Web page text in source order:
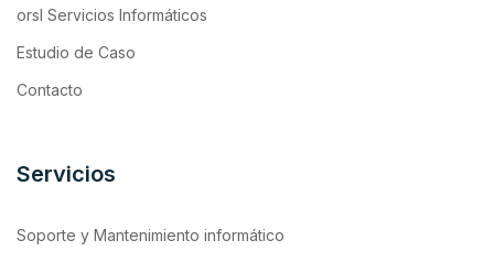
orsl Servicios Informáticos
Estudio de Caso
Contacto
Servicios
Soporte y Mantenimiento informático